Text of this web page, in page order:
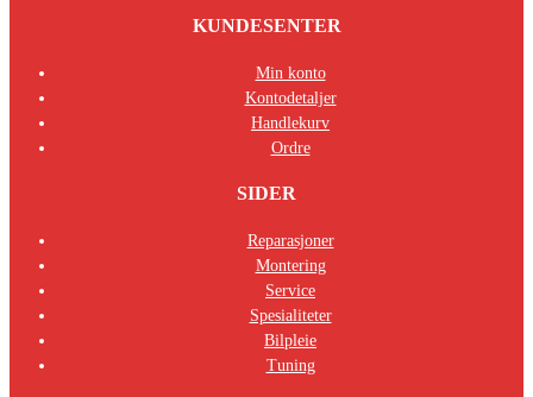
KUNDESENTER
Min konto
Kontodetaljer
Handlekurv
Ordre
SIDER
Reparasjoner
Montering
Service
Spesialiteter
Bilpleie
Tuning